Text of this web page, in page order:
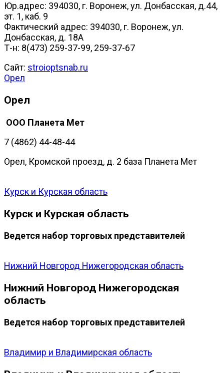
Юр.адрес: 394030, г. Воронеж, ул. Донбасская, д.44,
эт. 1, каб. 9
Фактический адрес: 394030, г. Воронеж, ул.
Донбасская, д. 18А
Т-н: 8(473) 259-37-99, 259-37-67
Сайт: stroioptsnab.ru
Орел
Орел
ООО Планета Мет
7 (4862) 44-48-44
Орел, Кромской проезд, д. 2 база Планета Мет
Курск и Курская область
Курск и Курская область
Ведется набор торговых представителей
Нижний Новгород Нижегородская область
Нижний Новгород Нижегородская
область
Ведется набор торговых представителей
Владимир и Владимирская область